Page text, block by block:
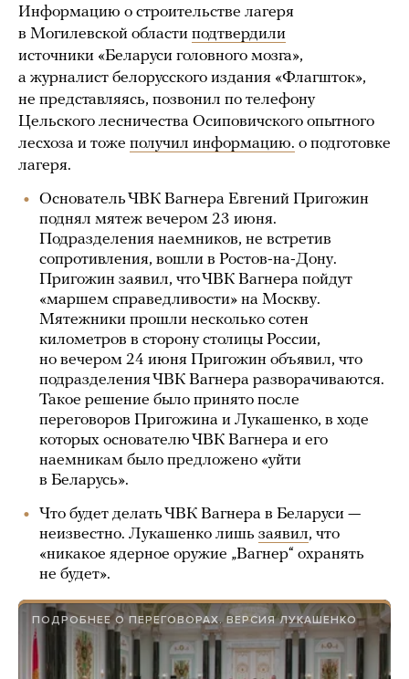
Информацию о строительстве лагеря
в Могилевской области подтвердили
источники «Беларуси головного мозга»,
а журналист белорусского издания «Флагшток»,
не представляясь, позвонил по телефону
Цельского лесничества Осиповичского опытного
лесхоза и тоже получил информацию. о подготовке
лагеря.
Основатель ЧВК Вагнера Евгений Пригожин
поднял мятеж вечером 23 июня.
Подразделения наемников, не встретив
сопротивления, вошли в Ростов-на-Дону.
Пригожин заявил, что ЧВК Вагнера пойдут
«маршем справедливости» на Москву.
Мятежники прошли несколько сотен
километров в сторону столицы России,
но вечером 24 июня Пригожин объявил, что
подразделения ЧВК Вагнера разворачиваются.
Такое решение было принято после
переговоров Пригожина и Лукашенко, в ходе
которых основателю ЧВК Вагнера и его
наемникам было предложено «уйти
в Беларусь».
Что будет делать ЧВК Вагнера в Беларуси —
неизвестно. Лукашенко лишь заявил, что
«никакое ядерное оружие „Вагнер“ охранять
не будет».
ПОДРОБНЕЕ О ПЕРЕГОВОРАХ. ВЕРСИЯ ЛУКАШЕНКО